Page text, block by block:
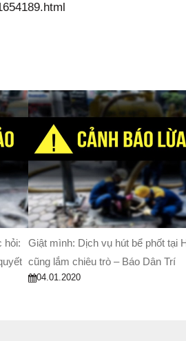
hỏi:
Giật mình: Dịch vụ hút bể phốt tại
cũng lắm chiêu trò – Báo Dân Trí
04.01.2020